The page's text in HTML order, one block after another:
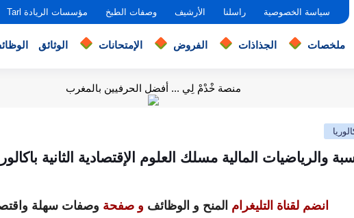
سياسة الخصوصية راسلنا الأرشيف وصفات الطبخ مؤسسات الريادة Tarl
ملخصات الجذاذات الفروض الإمتحانات الوثائق
منصة خْدْمْ لِي ... أفضل الحرفيين بالمغرب
والرياضيات المالية مسلك العلوم الإقتصادية الثانية
انضم لقناة التليغرام المنح و الوظائف و صفحة وصفات سهلة